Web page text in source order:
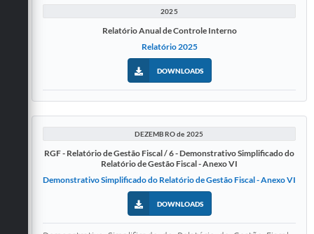
2025
Relatório Anual de Controle Interno
Relatório 2025
DOWNLOADS
DEZEMBRO de 2025
RGF - Relatório de Gestão Fiscal / 6 - Demonstrativo Simplificado do
Relatório de Gestão Fiscal - Anexo VI
Demonstrativo Simplificado do Relatório de Gestão Fiscal - Anexo VI
DOWNLOADS